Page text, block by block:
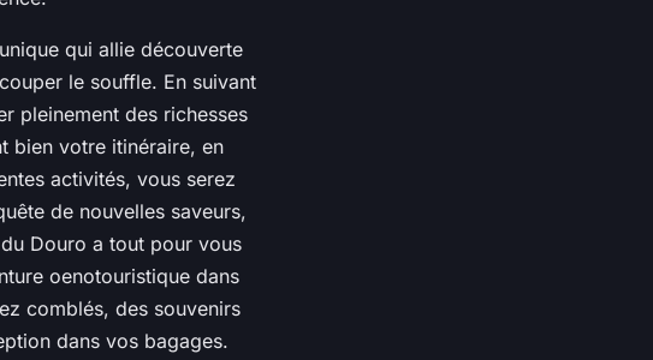
qui allie découverte
le souffle. En suivant
pleinement des richesses
bien votre itinéraire, en
activités, vous serez
de nouvelles saveurs,
Douro a tout pour vous
oenotouristique dans
comblés, des souvenirs
dans vos bagages.